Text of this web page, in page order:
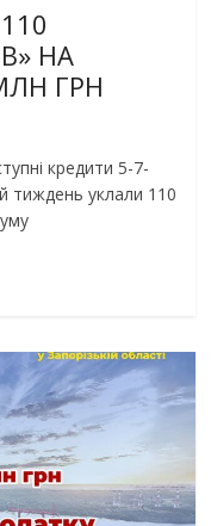
НА
ГРН
кредити 5-7-
тиждень уклали 110